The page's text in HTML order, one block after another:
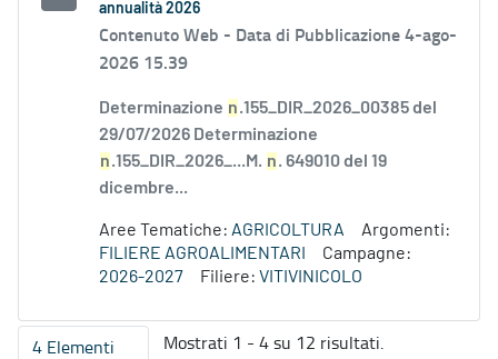
annualità 2026
Contenuto Web - Data di Pubblicazione 4-ago-
2026 15.39
Determinazione n.155_DIR_2026_00385 del
29/07/2026 Determinazione
n.155_DIR_2026_...M. n. 649010 del 19
dicembre...
Aree Tematiche: AGRICOLTURA
Argomenti:
FILIERE AGROALIMENTARI
Campagne:
2026-2027
Filiere: VITIVINICOLO
4 Elementi Mostrati 1 - 4 su 12 risultati.